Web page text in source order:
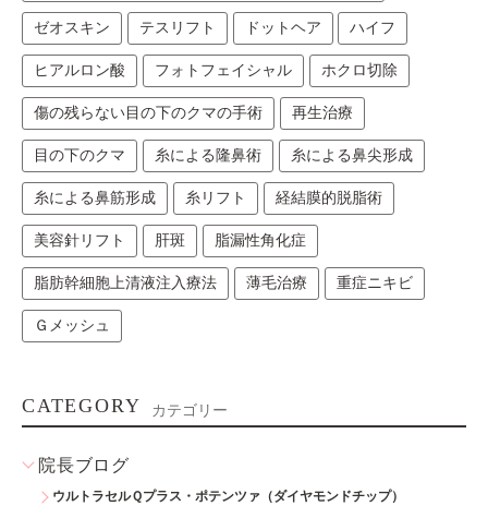
ゼオスキン テスリフト ドットヘア ハイフ
ヒアルロン酸 フォトフェイシャル ホクロ切除
傷の残らない目の下のクマの手術 再生治療
目の下のクマ 糸による隆鼻術 糸による鼻尖形成
糸による鼻筋形成 糸リフト 経結膜的脱脂術
美容針リフト 肝斑 脂漏性角化症
脂肪幹細胞上清液注入療法 薄毛治療 重症ニキビ
Ｇメッシュ
CATEGORY カテゴリー
院長ブログ
ウルトラセルＱプラス・ポテンツァ（ダイヤモンドチップ）